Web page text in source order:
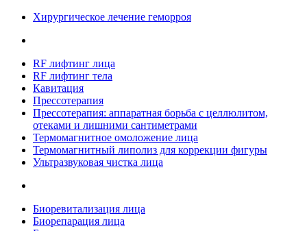
Хирургическое лечение геморроя
RF лифтинг лица
RF лифтинг тела
Кавитация
Прессотерапия
Прессотерапия: аппаратная борьба с целлюлитом,
отеками и лишними сантиметрами
Термомагнитное омоложение лица
Термомагнитный липолиз для коррекции фигуры
Ультразвуковая чистка лица
Биоревитализация лица
Биорепарация лица